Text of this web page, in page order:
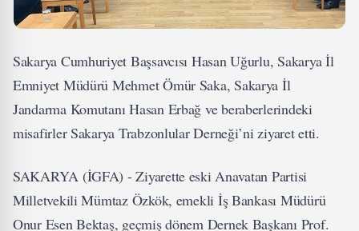
Sakarya Cumhuriyet Başsavcısı Hasan Uğurlu, Sakarya İl
Emniyet Müdürü Mehmet Ömür Saka, Sakarya İl
Jandarma Komutanı Hasan Erbağ ve beraberlerindeki
misafirler Sakarya Trabzonlular Derneği’ni ziyaret etti.
SAKARYA (İGFA) - Ziyarette eski Anavatan Partisi
Milletvekili Mümtaz Özkök, emekli İş Bankası Müdürü
Onur Esen Bektaş, geçmiş dönem Dernek Başkanı Prof.